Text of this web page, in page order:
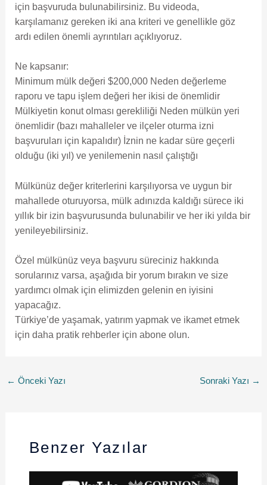
için başvuruda bulunabilirsiniz. Bu videoda,
karşılamanız gereken iki ana kriteri ve genellikle göz
ardı edilen önemli ayrıntıları açıklıyoruz.
Ne kapsanır:
Minimum mülk değeri $200,000 Neden değerleme
raporu ve tapu işlem değeri her ikisi de önemlidir
Mülkiyetin konut olması gerekliliği Neden mülkün yeri
önemlidir (bazı mahalleler ve ilçeler oturma izni
başvuruları için kapalıdır) İznin ne kadar süre geçerli
olduğu (iki yıl) ve yenilemenin nasıl çalıştığı
Mülkünüz değer kriterlerini karşılıyorsa ve uygun bir
mahallede oturuyorsa, mülk adınızda kaldığı sürece iki
yıllık bir izin başvurusunda bulunabilir ve her iki yılda bir
yenileyebilirsiniz.
Özel mülkünüz veya başvuru süreciniz hakkında
sorularınız varsa, aşağıda bir yorum bırakın ve size
yardımcı olmak için elimizden gelenin en iyisini
yapacağız.
Türkiye’de yaşamak, yatırım yapmak ve ikamet etmek
için daha pratik rehberler için abone olun.
← Önceki Yazı Sonraki Yazı →
Benzer Yazılar